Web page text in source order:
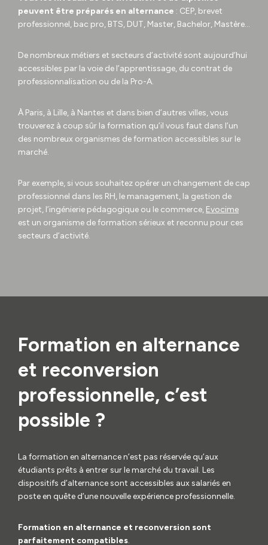
peuvent être préparés en alternance : CEP, brevet
professionnel, bac pro, BTS, DUT, Master, Bachelor, Mastère…
De nombreux métiers et secteurs d’activité sont aujourd’hui
accessibles par la voie de l’apprentissage, du contrat de
professionnalisation ou de la Pro-A.
À Paris, à Lille, à Nantes et dans bien d’autres villes, vous
trouverez à coup sûr la formation qu’il vous faut dans l’un
des nombreux organismes de formation accessibles sur le
marché.
Par exemple, si vous souhaitez opérer un changement de cap
professionnel dans les RH, le management, la gestion de
projet, l’ingénierie pédagogique ou le commerce, Evocime
est un organisme de formation sérieux et reconnu pour ces
secteurs d’activité.
Formation en alternance
et reconversion
professionnelle, c’est
possible ?
La formation en alternance n’est pas réservée qu’aux
étudiants prêts à entrer sur le marché du travail. Les
dispositifs d’alternance sont accessibles aux salariés en
poste en quête d’une nouvelle expérience professionnelle.
Formation en alternance et reconversion sont
parfaitement compatibles.